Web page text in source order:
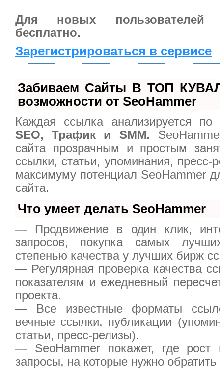
Для новых
бесплатно.
Зарегистрироваться в сервисе
Забиваем Сайты В ТОП
возможности от SeoHammer
Каждая ссылка анализируется
SEO, Трафик и SMM.
сайта прозрачным и простым
ссылки, статьи, упоминания, пресс-
максимуму потенциал SeoHammer
сайта.
Что умеет делать SeoHammer
— Продвижение в один клик,
запросов, покупка самых
степенью качества у лучших бирж
— Регулярная проверка качества
показателям и ежедневный
проекта.
— Все известные форматы
вечные ссылки, публикации
статьи, пресс-релизы).
— SeoHammer покажет, где рост
запросы, на которые нужно